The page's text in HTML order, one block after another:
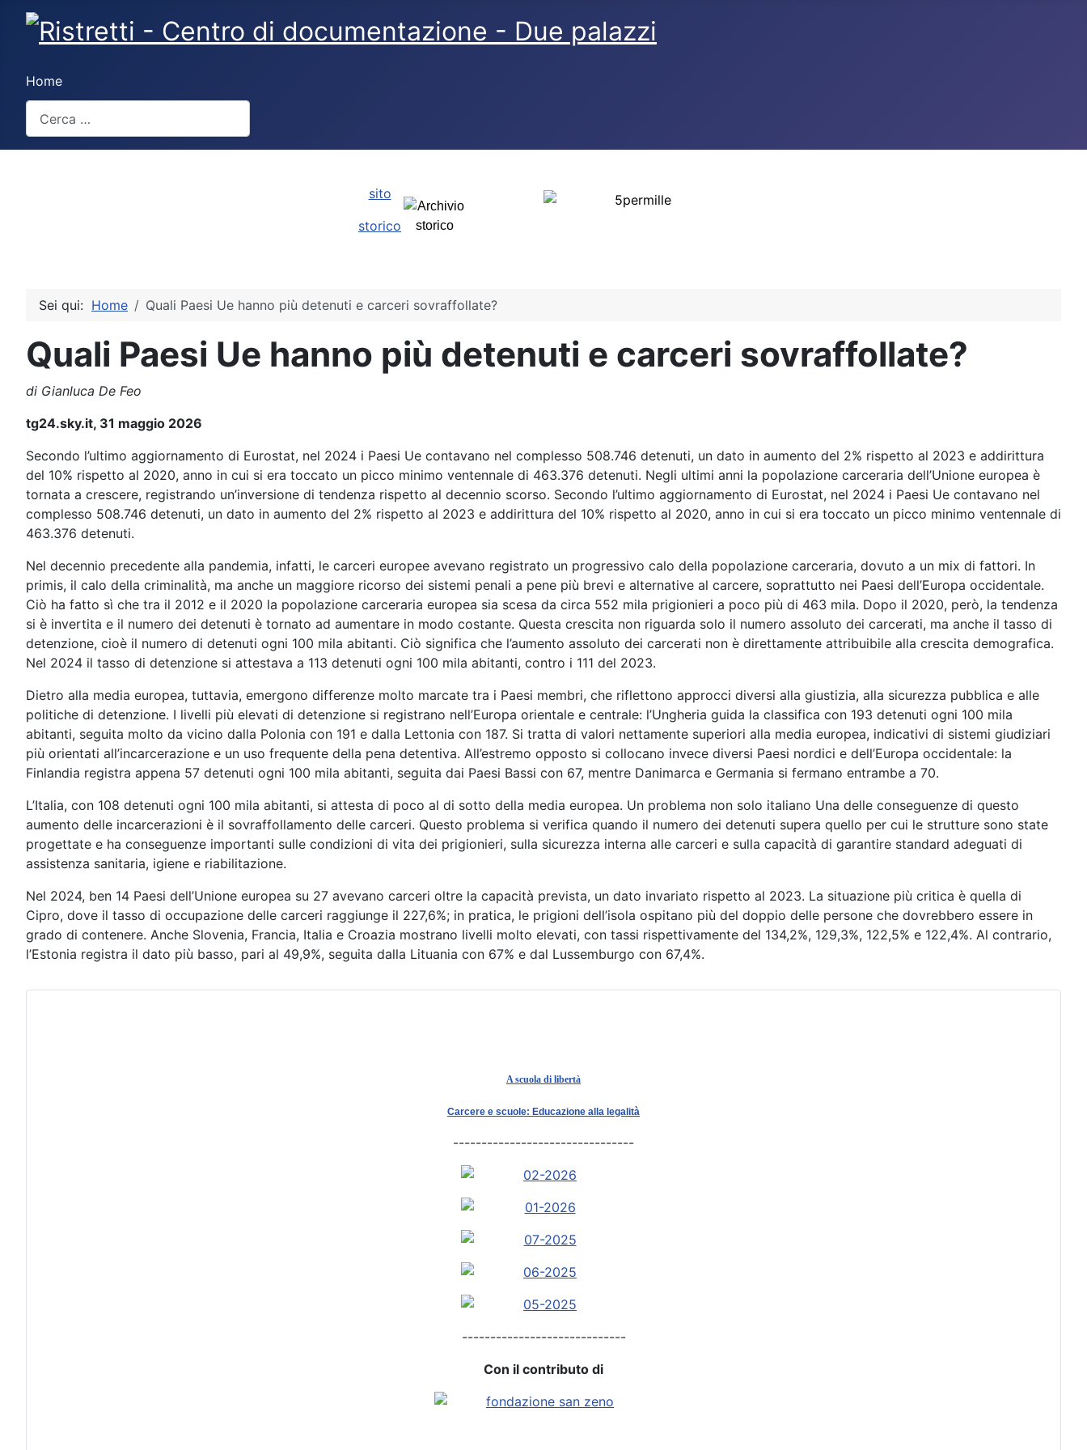
Home
sito
storico
Sei qui: Home Quali Paesi Ue hanno più detenuti e carceri sovraffollate?
Quali Paesi Ue hanno più detenuti e carceri sovraffollate?
di Gianluca De Feo
tg24.sky.it, 31 maggio 2026
Secondo l’ultimo aggiornamento di Eurostat, nel 2024 i Paesi Ue contavano nel complesso 508.746 detenuti, un dato in aumento del 2% rispetto al 2023 e addirittura
del 10% rispetto al 2020, anno in cui si era toccato un picco minimo ventennale di 463.376 detenuti. Negli ultimi anni la popolazione carceraria dell’Unione europea è
tornata a crescere, registrando un’inversione di tendenza rispetto al decennio scorso. Secondo l’ultimo aggiornamento di Eurostat, nel 2024 i Paesi Ue contavano nel
complesso 508.746 detenuti, un dato in aumento del 2% rispetto al 2023 e addirittura del 10% rispetto al 2020, anno in cui si era toccato un picco minimo ventennale di
463.376 detenuti.
Nel decennio precedente alla pandemia, infatti, le carceri europee avevano registrato un progressivo calo della popolazione carceraria, dovuto a un mix di fattori. In
primis, il calo della criminalità, ma anche un maggiore ricorso dei sistemi penali a pene più brevi e alternative al carcere, soprattutto nei Paesi dell’Europa occidentale.
Ciò ha fatto sì che tra il 2012 e il 2020 la popolazione carceraria europea sia scesa da circa 552 mila prigionieri a poco più di 463 mila. Dopo il 2020, però, la tendenza
si è invertita e il numero dei detenuti è tornato ad aumentare in modo costante. Questa crescita non riguarda solo il numero assoluto dei carcerati, ma anche il tasso di
detenzione, cioè il numero di detenuti ogni 100 mila abitanti. Ciò significa che l’aumento assoluto dei carcerati non è direttamente attribuibile alla crescita demografica.
Nel 2024 il tasso di detenzione si attestava a 113 detenuti ogni 100 mila abitanti, contro i 111 del 2023.
Dietro alla media europea, tuttavia, emergono differenze molto marcate tra i Paesi membri, che riflettono approcci diversi alla giustizia, alla sicurezza pubblica e alle
politiche di detenzione. I livelli più elevati di detenzione si registrano nell’Europa orientale e centrale: l’Ungheria guida la classifica con 193 detenuti ogni 100 mila
abitanti, seguita molto da vicino dalla Polonia con 191 e dalla Lettonia con 187. Si tratta di valori nettamente superiori alla media europea, indicativi di sistemi giudiziari
più orientati all’incarcerazione e un uso frequente della pena detentiva. All’estremo opposto si collocano invece diversi Paesi nordici e dell’Europa occidentale: la
Finlandia registra appena 57 detenuti ogni 100 mila abitanti, seguita dai Paesi Bassi con 67, mentre Danimarca e Germania si fermano entrambe a 70.
L’Italia, con 108 detenuti ogni 100 mila abitanti, si attesta di poco al di sotto della media europea. Un problema non solo italiano Una delle conseguenze di questo
aumento delle incarcerazioni è il sovraffollamento delle carceri. Questo problema si verifica quando il numero dei detenuti supera quello per cui le strutture sono state
progettate e ha conseguenze importanti sulle condizioni di vita dei prigionieri, sulla sicurezza interna alle carceri e sulla capacità di garantire standard adeguati di
assistenza sanitaria, igiene e riabilitazione.
Nel 2024, ben 14 Paesi dell’Unione europea su 27 avevano carceri oltre la capacità prevista, un dato invariato rispetto al 2023. La situazione più critica è quella di
Cipro, dove il tasso di occupazione delle carceri raggiunge il 227,6%; in pratica, le prigioni dell’isola ospitano più del doppio delle persone che dovrebbero essere in
grado di contenere. Anche Slovenia, Francia, Italia e Croazia mostrano livelli molto elevati, con tassi rispettivamente del 134,2%, 129,3%, 122,5% e 122,4%. Al contrario,
l’Estonia registra il dato più basso, pari al 49,9%, seguita dalla Lituania con 67% e dal Lussemburgo con 67,4%.
A scuola di libertà
Carcere e scuole: Educazione alla legalità
--------------------------------
-----------------------------
Con il contributo di